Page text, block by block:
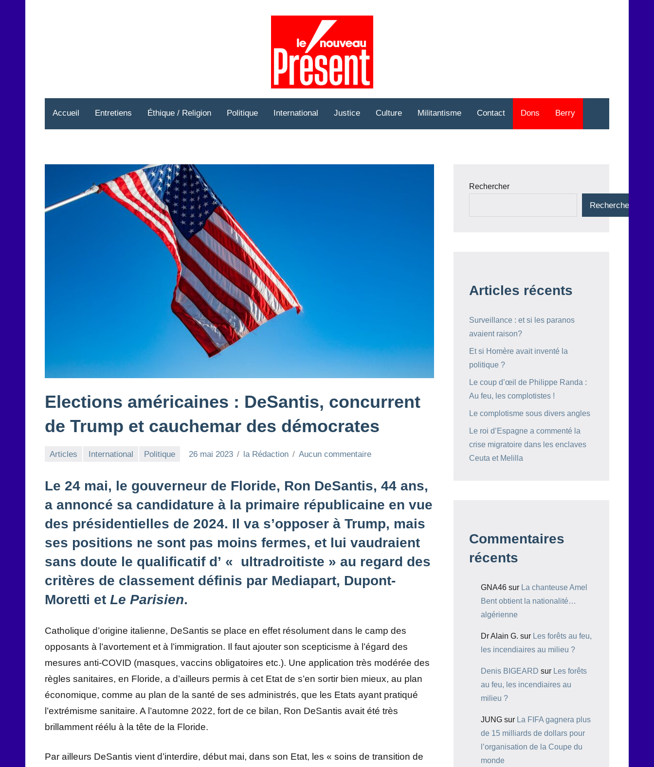
Accueil Entretiens Éthique / Religion Politique International Justice Culture Militantisme Contact Dons Berry
Elections américaines : DeSantis, concurrent
de Trump et cauchemar des démocrates
Articles International Politique 26 mai 2023 la Rédaction Aucun commentaire
Le 24 mai, le gouverneur de Floride, Ron DeSantis, 44 ans,
a annoncé sa candidature à la primaire républicaine en vue
des présidentielles de 2024. Il va s’opposer à Trump, mais
ses positions ne sont pas moins fermes, et lui vaudraient
sans doute le qualificatif d’ « ultradroitiste » au regard des
critères de classement définis par Mediapart, Dupont-
Moretti et Le Parisien.
Catholique d’origine italienne, DeSantis se place en effet résolument dans le camp des
opposants à l’avortement et à l’immigration. Il faut ajouter son scepticisme à l’égard des
mesures anti-COVID (masques, vaccins obligatoires etc.). Une application très modérée des
règles sanitaires, en Floride, a d’ailleurs permis à cet Etat de s’en sortir bien mieux, au plan
économique, comme au plan de la santé de ses administrés, que les Etats ayant pratiqué
l’extrémisme sanitaire. A l’automne 2022, fort de ce bilan, Ron DeSantis avait été très
brillamment réélu à la tête de la Floride.
Par ailleurs DeSantis vient d’interdire, début mai, dans son Etat, les « soins de transition de
Rechercher
Rechercher
Articles récents
Surveillance : et si les paranos
avaient raison?
Et si Homère avait inventé la
politique ?
Le coup d’œil de Philippe Randa :
Au feu, les complotistes !
Le complotisme sous divers angles
Le roi d’Espagne a commenté la
crise migratoire dans les enclaves
Ceuta et Melilla
Commentaires
récents
GNA46 sur La chanteuse Amel
Bent obtient la nationalité…
algérienne
Dr Alain G. sur Les forêts au feu,
les incendiaires au milieu ?
Denis BIGEARD sur Les forêts
au feu, les incendiaires au
milieu ?
JUNG sur La FIFA gagnera plus
de 15 milliards de dollars pour
l’organisation de la Coupe du
monde